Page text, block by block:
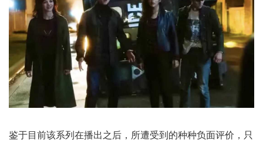
鉴于目前该系列在播出之后，所遭受到的种种负面评价，只